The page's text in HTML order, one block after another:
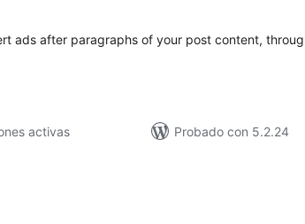
ads after paragraphs of your post content,
activas
Probado con 5.2.24